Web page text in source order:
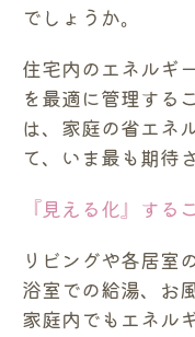
でしょうか。
住宅内のエネルギ
を最適に管理する
は、家庭の省エネ
て、いま最も期待
『見える化』する
リビングや各居室
浴室での給湯、お
家庭内でもエネル